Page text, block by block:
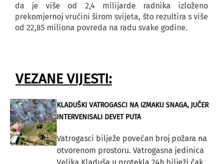
da je više od 2,4 milijarde radnika izloženo
prekomjernoj vrućini širom svijeta, što rezultira s više
od 22,85 miliona povreda na radu svake godine.
VEZANE VIJESTI:
KLADUŠKI VATROGASCI NA IZMAKU SNAGA, JUČER
INTERVENISALI DEVET PUTA
Vatrogasci bilježe povećan broj požara na
otvorenom prostoru. Vatrogasna jedinica